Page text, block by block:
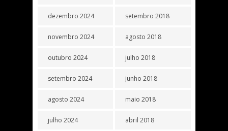
dezembro 2024
novembro 2024
outubro 2024
setembro 2024
agosto 2024
julho 2024
setembro 2018
agosto 2018
julho 2018
junho 2018
maio 2018
abril 2018